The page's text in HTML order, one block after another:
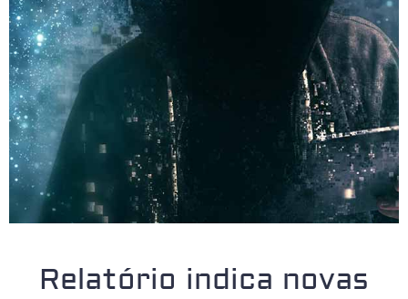
Relatório indica novas